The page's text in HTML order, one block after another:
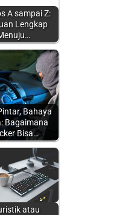
A sampai Z:
Lengkap
Bahaya
Bagaimana
Bisa…
atau